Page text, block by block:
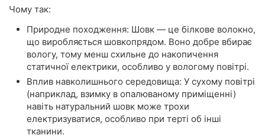
Чому так:
Природне походження: Шовк — це білкове волокно,
що виробляється шовкопрядом. Воно добре вбирає
вологу, тому менш схильне до накопичення
статичної електрики, особливо у вологому повітрі.
Вплив навколишнього середовища: У сухому повітрі
(наприклад, взимку в опалюваному приміщенні)
навіть натуральний шовк може трохи
електризуватися, особливо при терті об інші
тканини.